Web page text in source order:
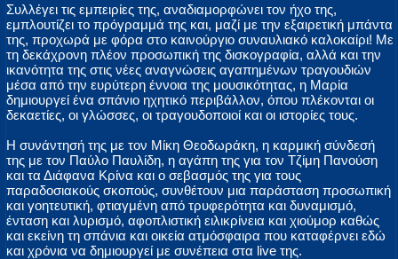
Συλλέγει τις εμπειρίες της, αναδιαμορφώνει τον ήχο της,
εμπλουτίζει το πρόγραμμά της και, μαζί με την εξαιρετική μπάντα
της, προχωρά με φόρα στο καινούργιο συναυλιακό καλοκαίρι! Με
τη δεκάχρονη πλέον προσωπική της δισκογραφία, αλλά και την
ικανότητα της στις νέες αναγνώσεις αγαπημένων τραγουδιών
μέσα από την ευρύτερη έννοια της μουσικότητας, η Μαρία
δημιουργεί ένα σπάνιο ηχητικό περιβάλλον, όπου πλέκονται οι
δεκαετίες, οι γλώσσες, οι τραγουδοποιοί και οι ιστορίες τους.
Η συνάντησή της με τον Μίκη Θεοδωράκη, η καρμική σύνδεσή
της με τον Παύλο Παυλίδη, η αγάπη της για τον Τζίμη Πανούση
και τα Διάφανα Κρίνα και ο σεβασμός της για τους
παραδοσιακούς σκοπούς, συνθέτουν μια παράσταση προσωπική
και γοητευτική, φτιαγμένη από τρυφερότητα και δυναμισμό,
ένταση και λυρισμό, αφοπλιστική ειλικρίνεια και χιούμορ καθώς
και εκείνη τη σπάνια και οικεία ατμόσφαιρα που καταφέρνει εδώ
και χρόνια να δημιουργεί με συνέπεια στα live της.